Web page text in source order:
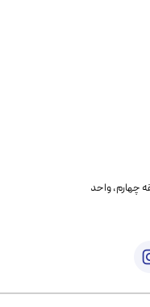
خیابان بنی هاشم پلاک ۲۰۲ ، طبقه چهارم، واحد